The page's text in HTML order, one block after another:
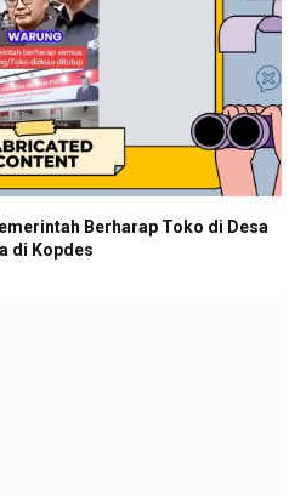
Berharap Toko di Desa
di Kopdes